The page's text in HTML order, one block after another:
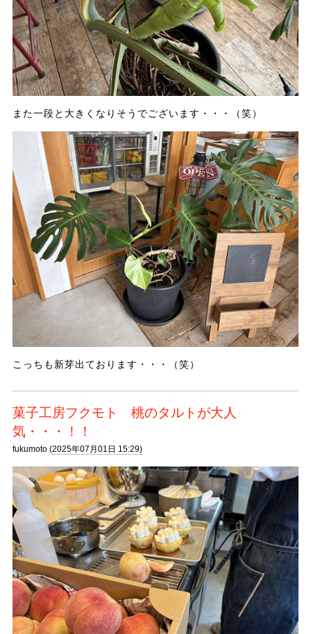
また一段と大きくなりそうでございます・・・（笑）
こっちも新芽出ております・・・（笑）
菓子工房フクモト 桃のタルトが大人
気・・・！！
fukumoto (2025年07月01日 15:29)